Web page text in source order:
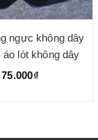
ngực không dây
áo lót không dây
ngực hiệu quả
75.000₫